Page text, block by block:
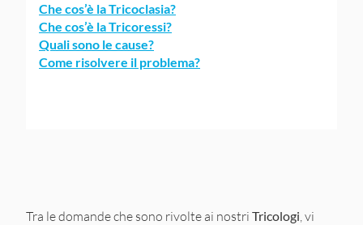
Che cos’è la Tricoclasia?
Che cos’è la Tricoressi?
Quali sono le cause?
Come risolvere il problema?
Tra le domande che sono rivolte ai nostri Tricologi, vi